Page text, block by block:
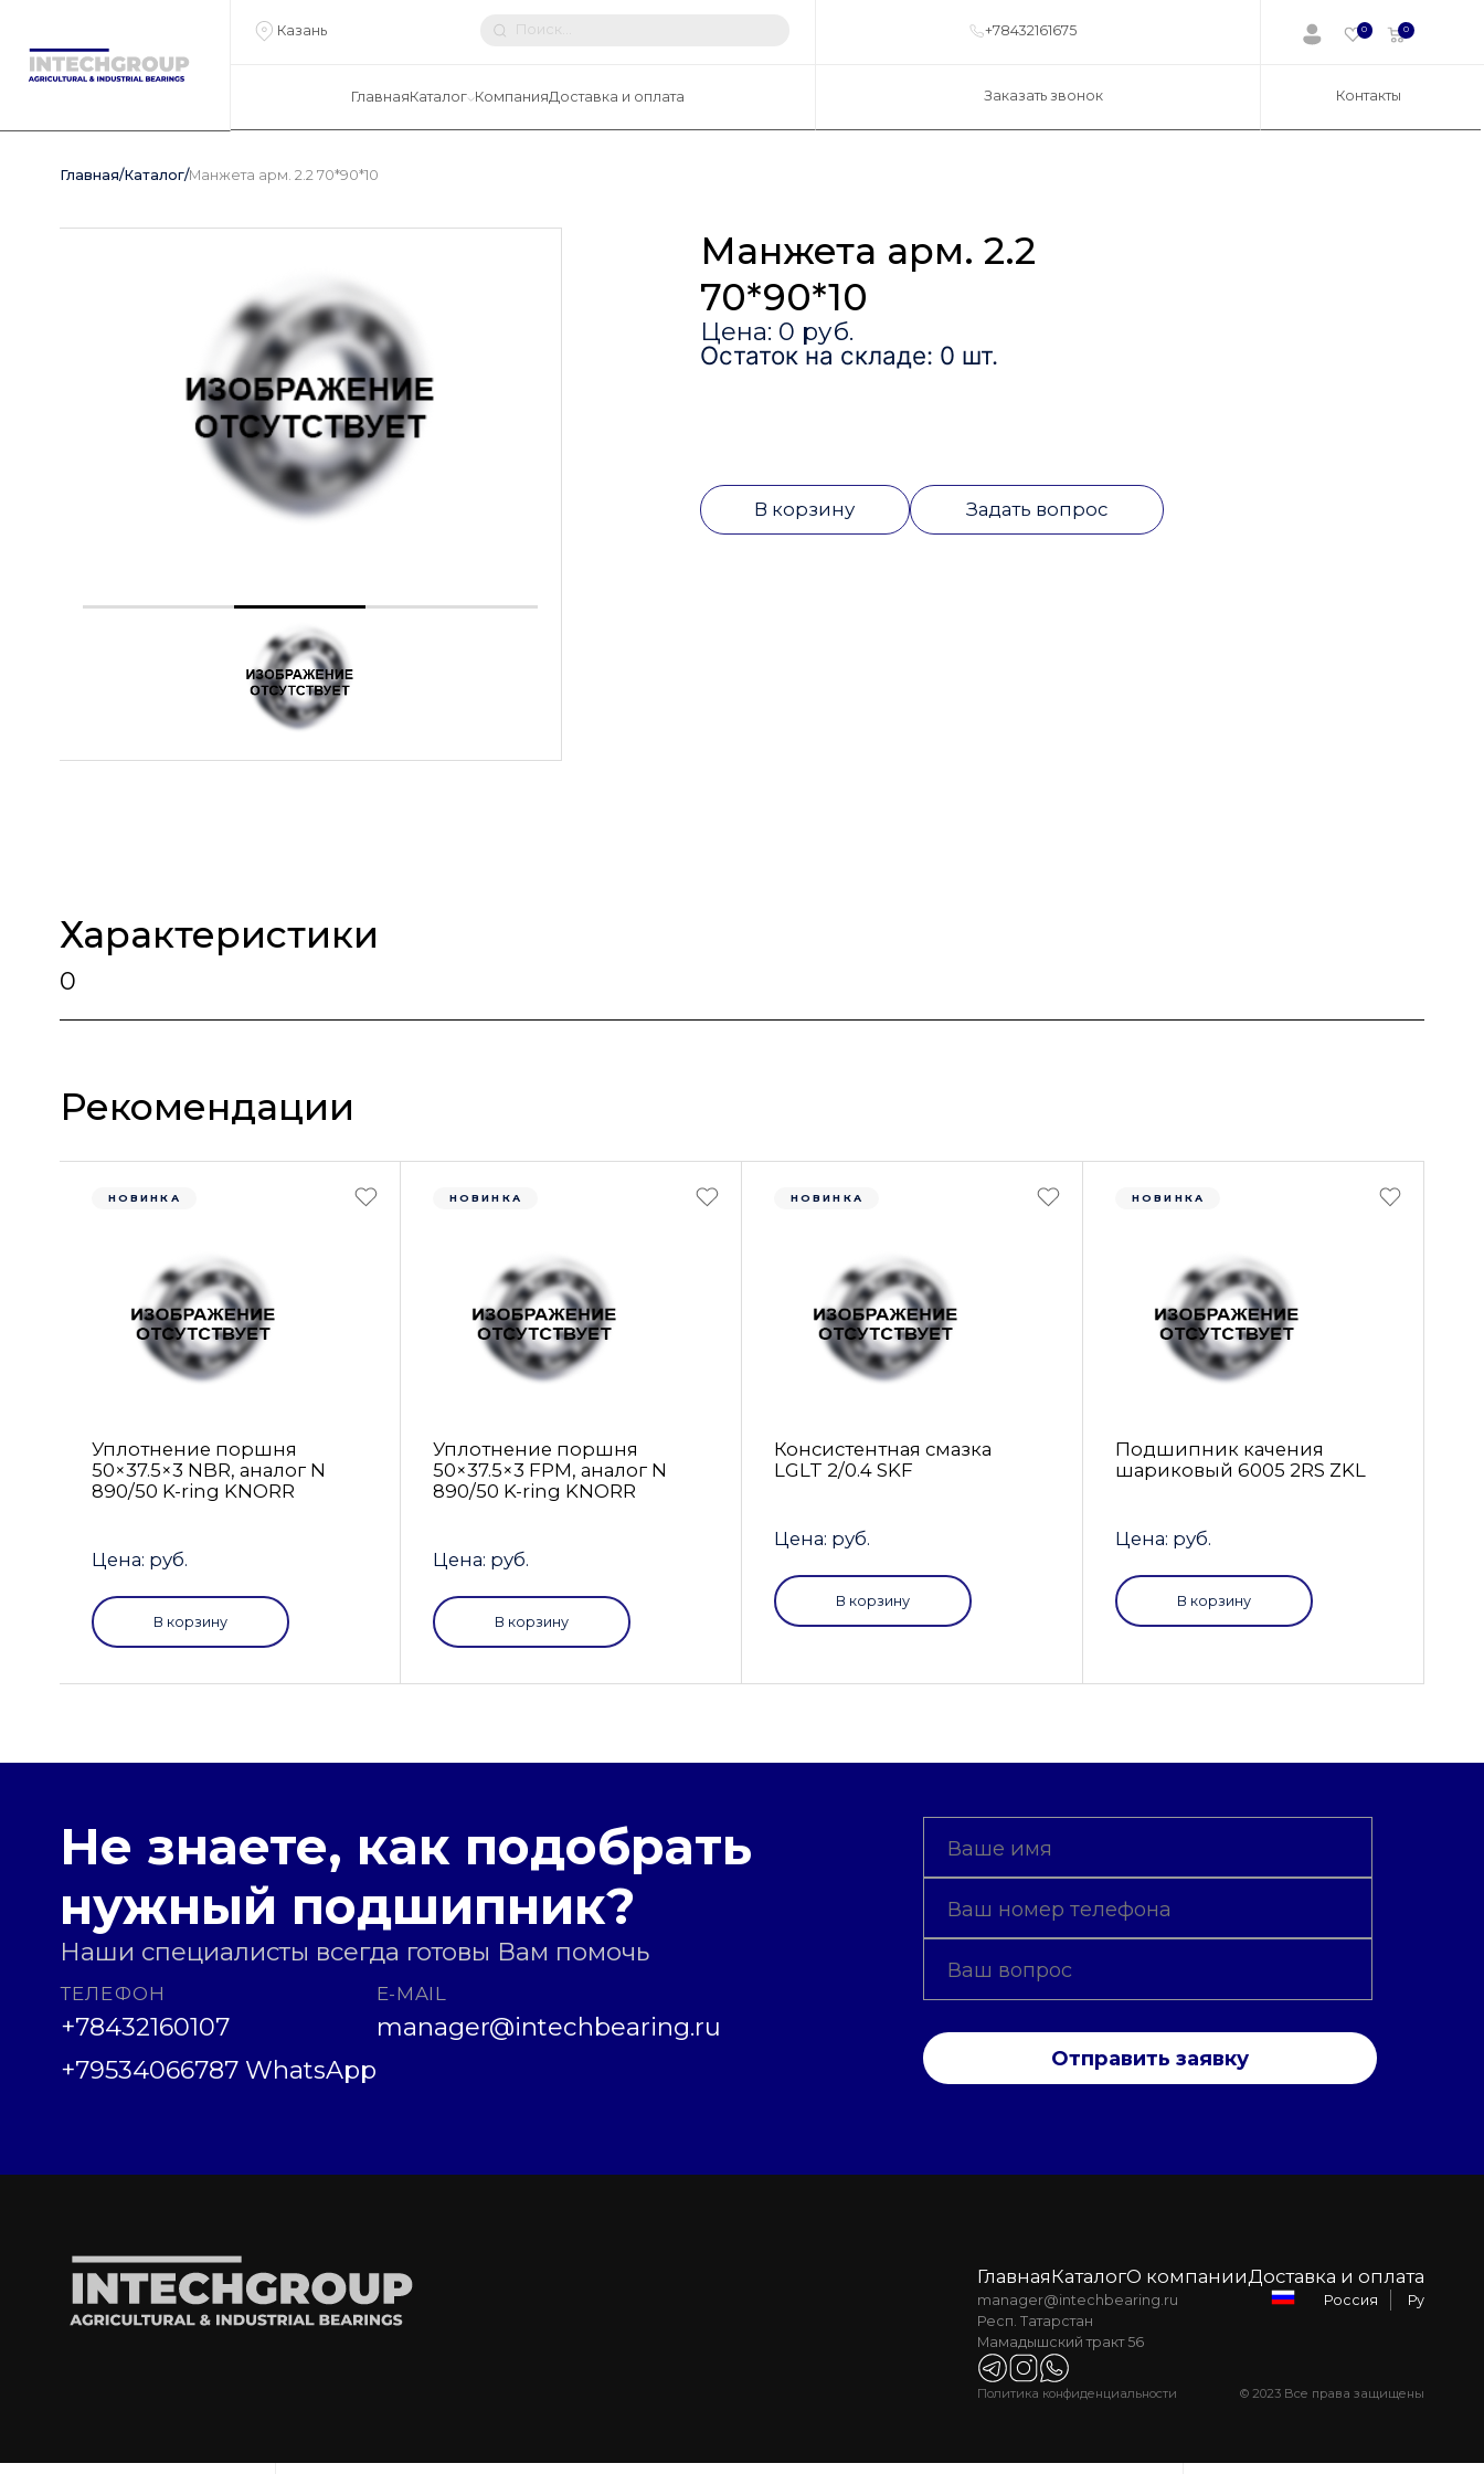
Казань +78432161675 0 0
ГлавнаяКаталог КомпанияДоставка и оплата Заказать звонок Контакты
Главная/Каталог/Манжета арм. 2.2 70*90*10
Манжета арм. 2.2
70*90*10
Цена: 0 руб.
Остаток на складе: 0 шт.
В корзину Задать вопрос
Характеристики
0
Рекомендации
НОВИНКА
Уплотнение поршня
50×37.5×3 NBR, аналог N
890/50 K-ring KNORR
Цена: руб.
В корзину
НОВИНКА
Уплотнение поршня
50×37.5×3 FРM, аналог N
890/50 K-ring KNORR
Цена: руб.
В корзину
НОВИНКА
Консистентная смазка
LGLT 2/0.4 SKF
Цена: руб.
В корзину
НОВИНКА
Подшипник качения
шариковый 6005 2RS ZKL
Цена: руб.
В корзину
Не знаете, как подобрать
нужный подшипник?
Наши специалисты всегда готовы Вам помочь
ТЕЛЕФОН
+78432160107
+79534066787 WhatsApp
E-MAIL
manager@intechbearing.ru
Отправить заявку
ГлавнаяКаталогО компанииДоставка и оплата
manager@intechbearing.ru
Респ. Татарстан
Мамадышский тракт 56
Россия Ру
Политика конфиденциальности © 2023 Все права защищены